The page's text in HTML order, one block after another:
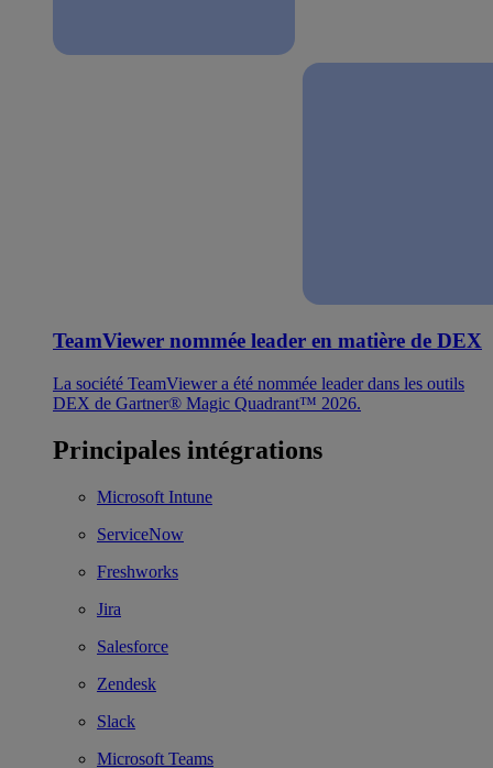
TeamViewer nommée leader en matière de DEX
La société TeamViewer a été nommée leader dans les outils
DEX de Gartner® Magic Quadrant™ 2026.
Principales intégrations
Microsoft Intune
ServiceNow
Freshworks
Jira
Salesforce
Zendesk
Slack
Microsoft Teams